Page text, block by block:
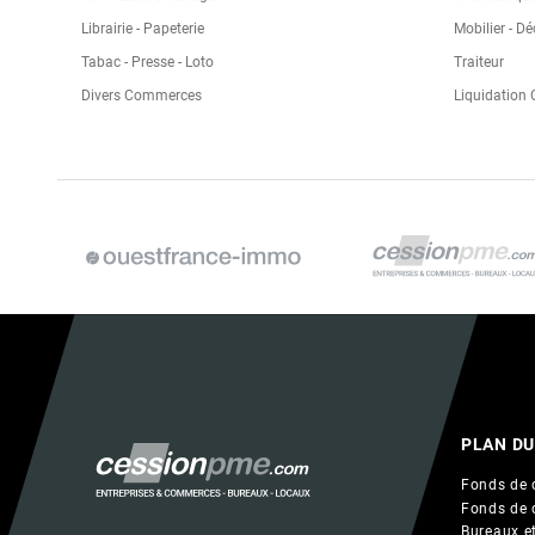
Librairie - Papeterie
Mobilier -
Tabac - Presse - Loto
Traiteur
Divers Commerces
Liquidation
PLAN
Fonds de
Fonds de
Bureaux